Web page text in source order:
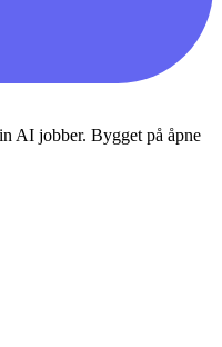
AI jobber. Bygget på åpne